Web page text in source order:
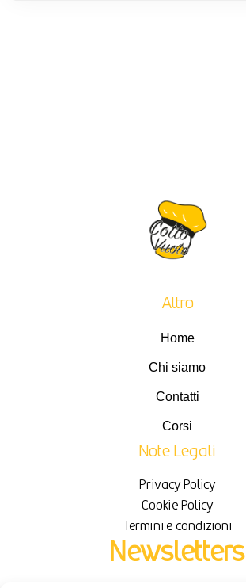
Altro
Home
Chi siamo
Contatti
Corsi
Note Legali
Privacy Policy
Cookie Policy
Termini e condizioni
Newsletters